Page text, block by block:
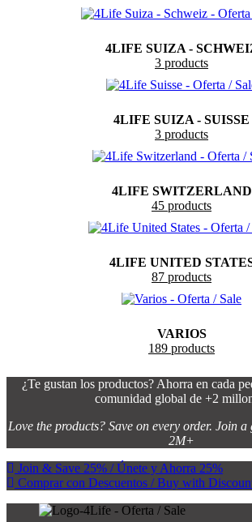
4LIFE SUIZA -
3 products
4LIFE SUIZA - SUISSE
3 products
4LIFE SWITZERLAND
45 products
4LIFE UNITED
87 products
VARIOS
189 products
¿Te gustan los productos? Ahorra en cada
comunidad global de +2
Love the products? Save on every order. Join
2M+
Join & Save 25% / Únete y Ahorra 25%
Comprar con Descuentos / Buy with